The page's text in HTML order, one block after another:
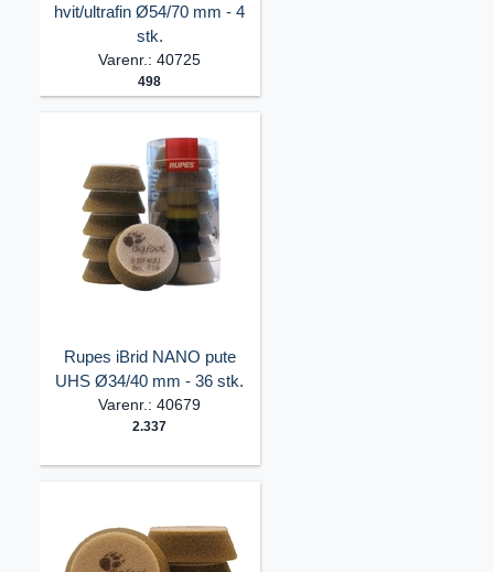
hvit/ultrafin Ø54/70 mm - 4
stk.
Varenr.: 40725
498
Rupes iBrid NANO pute
UHS Ø34/40 mm - 36 stk.
Varenr.: 40679
2.337